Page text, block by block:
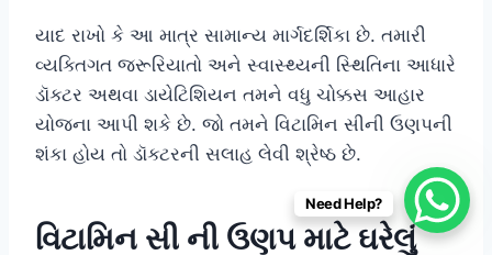
યાદ રાખો કે આ માત્ર સામાન્ય માર્ગદર્શિકા છે. તમારી
વ્યક્તિગત જરૂરિયાતો અને સ્વાસ્થ્યની સ્થિતિના આધારે
ડૉક્ટર અથવા ડાયેટિશિયન તમને વધુ ચોક્કસ આહાર
યોજના આપી શકે છે. જો તમને વિટામિન સીની ઉણપની
શંકા હોય તો ડૉક્ટરની સલાહ લેવી શ્રેષ્ઠ છે.
વિટામિન સી ની ઉણપ માટે ઘરેલું
Need Help?